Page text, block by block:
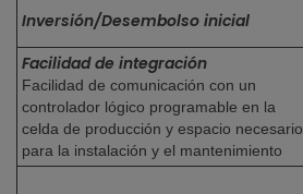
Inversión/Desembolso inicial
Facilidad de integración
Facilidad de comunicación con un
controlador lógico programable en la
celda de producción y espacio necesario
para la instalación y el mantenimiento